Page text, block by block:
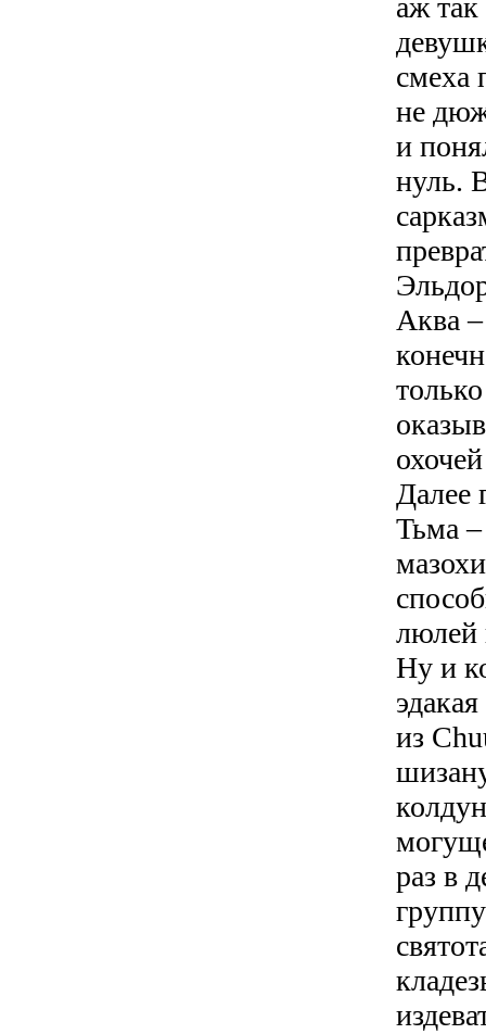
аж
смеха
не
и
нуль.
Аква –
Далее
Тьма
люлей
Ну и
из
раз в